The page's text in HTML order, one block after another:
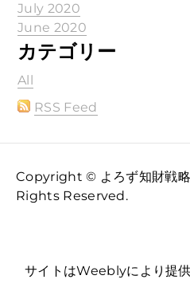
July 2020
June 2020
カテゴリー
All
RSS Feed
Copyright © よろず知財戦
Rights Reserved.
サイトはWeeblyにより提供